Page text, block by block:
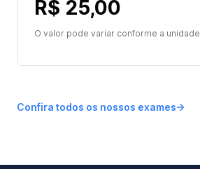
R$ 25,00
O valor pode variar conforme a unidade
Confira todos os nossos exames